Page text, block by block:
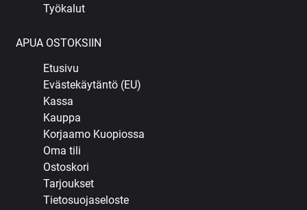
Työkalut
APUA OSTOKSIIN
Etusivu
Evästekäytäntö (EU)
Kassa
Kauppa
Korjaamo Kuopiossa
Oma tili
Ostoskori
Tarjoukset
Tietosuojaseloste